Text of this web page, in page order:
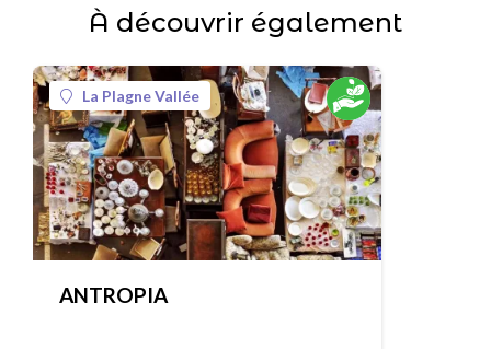
À découvrir également
La Plagne Vallée
ANTROPIA